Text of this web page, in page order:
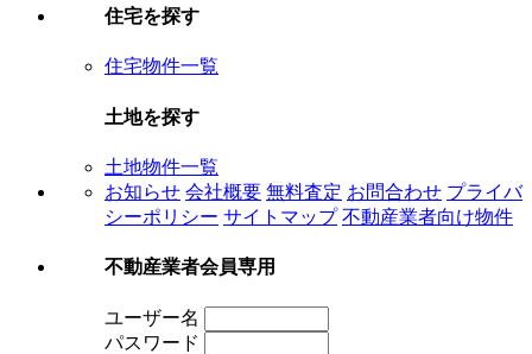
住宅を探す
住宅物件一覧
土地を探す
土地物件一覧
お知らせ 会社概要 無料査定 お問合わせ プライバ
シーポリシー サイトマップ 不動産業者向け物件
不動産業者会員専用
ユーザー名
パスワード